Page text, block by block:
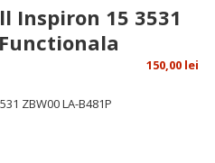
Inspiron 15 3531
Functionala
150,00 lei
ZBW00 LA-B481P